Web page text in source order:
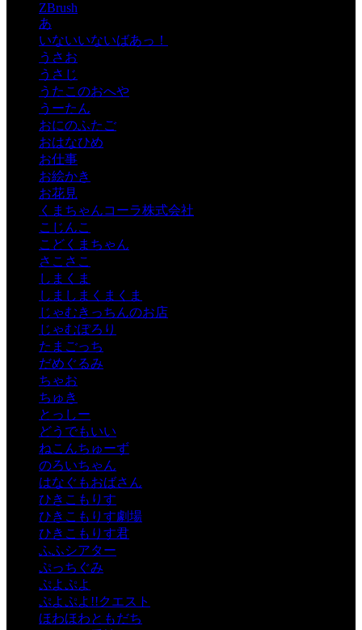
ZBrush
あ
いないいないばあっ！
うさお
うさじ
うたこのおへや
うーたん
おにのふたご
おはなひめ
お仕事
お絵かき
お花見
くまちゃんコーラ株式会社
こじんこ
こどくまちゃん
さこさこ
しまくま
しましまくまくま
じゃむきっちんのお店
じゃむぽろり
たまごっち
だめぐるみ
ちゃお
ちゅき
とっしー
どうでもいい
ねこんちゅーず
のろいちゃん
はなぐもおばさん
ひきこもりす
ひきこもりす劇場
ひきこもりす君
ふふシアター
ぷっちぐみ
ぷよぷよ
ぷよぷよ!!クエスト
ほわほわともだち